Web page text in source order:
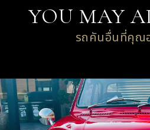
YOU MAY
รถคันอื่นที่คุณ